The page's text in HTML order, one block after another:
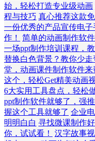
始，轻松打造专业级动画
程与技巧 真心推荐这款
一份优秀的产品宣传电
作！
简单的动画制作软
一场ppt制作培训课程，
替换白色背景？教你少走
堂，动画课件制作软件来
这个，轻松Get精美动画
6大实用工具盘点，轻松
ppt制作软件就够了，强推
握这个工具就够了 企业
明明白白 寻找微课制作
你，试试看！
汉字故事